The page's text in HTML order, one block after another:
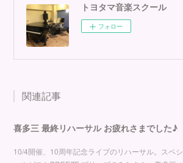
トヨタマ音楽スクール
フォロー
関連記事
喜多三 最終リハーサル お疲れさまでした♪
10/4開催、10周年記念ライブのリハーサル。スペシ